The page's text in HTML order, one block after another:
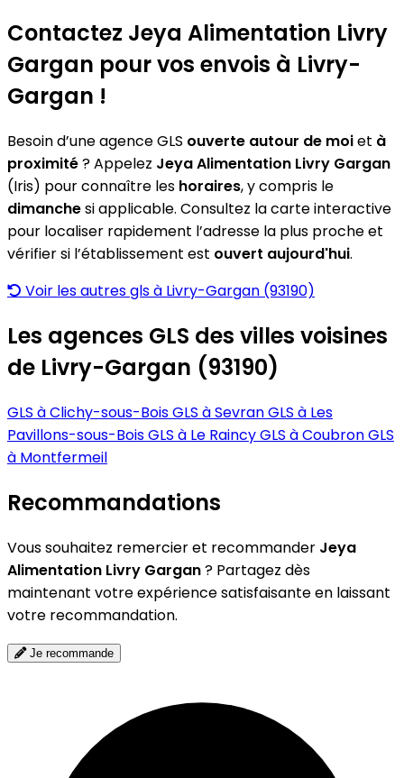
Contactez Jeya Alimentation Livry
Gargan pour vos envois à Livry-
Gargan !
Besoin d’une agence GLS ouverte autour de moiet à
proximité? Appelez Jeya Alimentation Livry Gargan
(Iris) pour connaître les horaires, y compris le
dimanchesi applicable. Consultez la carte interactive
pour localiser rapidement l’adresse la plus proche et
vérifier si l’établissement est ouvert aujourd'hui.
Voir les autres gls à Livry-Gargan (93190)
Les agences GLS des villes voisines
de Livry-Gargan (93190)
GLS à Clichy-sous-BoisGLS à SevranGLS à Les
Pavillons-sous-BoisGLS à Le RaincyGLS à CoubronGLS
à Montfermeil
Recommandations
Vous souhaitez remercier et recommander Jeya
Alimentation Livry Gargan? Partagez dès
maintenant votre expérience satisfaisante en laissant
votre recommandation.
Je recommande